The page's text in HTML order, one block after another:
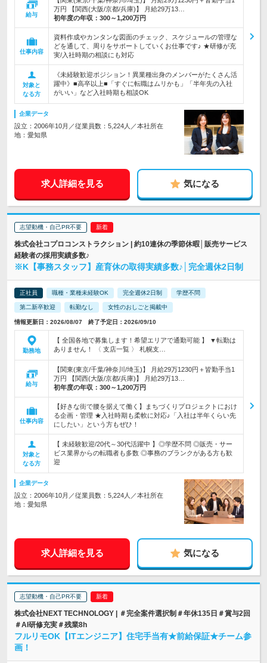
給与
万円 【関西(大阪/京都/兵庫)】 月給29万13…
初年度の年収： 300～1,200万円
仕事内容
資料作成やカンタンな図面のチェック、スケジュールの管理な
どを通して、周りをサポートしていくお仕事です♪ ★研修が充
実/入社時期の相談にも対応
対象と
なる方
《未経験歓迎ポジション！異業種出身のメンバーがたくさん活
躍中》■高卒以上■「すぐに転職はムリかも」「半年先の入社
がいい」など入社時期も相談OK
企業データ
設立：2006年10月／従業員数：5,224人／本社所在
地：愛知県
求人詳細を見る 気になる
志望動機・自己PR不要
株式会社コプロコンストラクション | 約10連休の季節休暇│販売サービス
経験者の採用実績多数♪
※K【事務スタッフ】産育休の取得実績多数♪│完全週休2日制
正社員 職種・業種未経験OK 完全週休2日制 学歴不問
第二新卒歓迎 転勤なし 女性のおしごと掲載中
情報更新日：2026/08/07 終了予定日：2026/09/10
勤務地
【 全国各地で募集します！希望エリアで通勤可能 】 ▼転勤は
ありません！ 〈 支店一覧 〉 札幌支…
給与
【関東(東京/千葉/神奈川/埼玉)】 月給29万1230円＋皆勤手当1
万円 【関西(大阪/京都/兵庫)】 月給29万13…
初年度の年収： 300～1,200万円
仕事内容
【好きな街で腰を据えて働く】まちづくりプロジェクトにおけ
る企画・管理 ★入社時期も柔軟に対応♪「入社は半年くらい先
にしたい」という方もぜひ！
対象と
なる方
【 未経験歓迎/20代～30代活躍中 】◎学歴不問 ◎販売・サー
ビス業界からの転職者も多数 ◎事務のブランクがある方も歓
迎
企業データ
設立：2006年10月／従業員数：5,224人／本社所在
地：愛知県
求人詳細を見る 気になる
志望動機・自己PR不要
株式会社NEXT TECHNOLOGY | ＃完全案件選択制＃年休135日＃賞与2回
＃AI研修充実＃残業8h
フルリモOK【ITエンジニア】住宅手当有★前給保証★チーム参
画！